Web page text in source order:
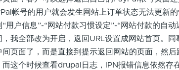
帐号的用户就会发生网站上订单状态无法更新
“用户信息”-“网站付款习惯设定”-“网站付款的自
，我全部改为开启，返回URL设置成网站首页。
间页面了，而是直接到提示返回网站的页面，然
而这个时候查看drupal日志，IPN报错信息依然存